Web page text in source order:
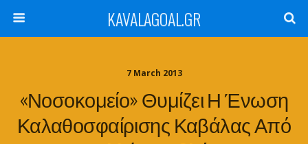
KAVALAGOAL.GR
7 March 2013
«Νοσοκομείο» Θυμίζει Η Ένωση
Καλαθοσφαίρισης Καβάλας Από